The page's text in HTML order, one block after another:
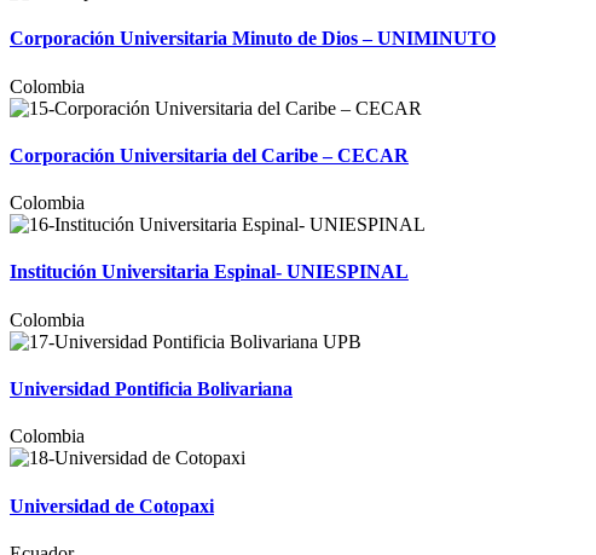
Corporación Universitaria Minuto de Dios – UNIMINUTO
Colombia
Corporación Universitaria del Caribe – CECAR
Colombia
Institución Universitaria Espinal- UNIESPINAL
Colombia
Universidad Pontificia Bolivariana
Colombia
Universidad de Cotopaxi